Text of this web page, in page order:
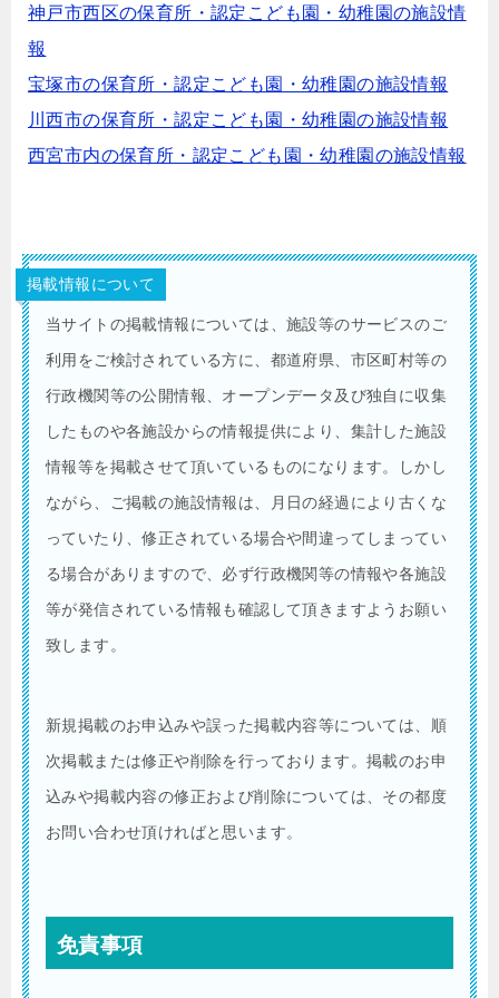
神戸市西区の保育所・認定こども園・幼稚園の施設情
報
宝塚市の保育所・認定こども園・幼稚園の施設情報
川西市の保育所・認定こども園・幼稚園の施設情報
西宮市内の保育所・認定こども園・幼稚園の施設情報
掲載情報について
当サイトの掲載情報については、施設等のサービスのご
利用をご検討されている方に、都道府県、市区町村等の
行政機関等の公開情報、オープンデータ及び独自に収集
したものや各施設からの情報提供により、集計した施設
情報等を掲載させて頂いているものになります。しかし
ながら、ご掲載の施設情報は、月日の経過により古くな
っていたり、修正されている場合や間違ってしまってい
る場合がありますので、必ず行政機関等の情報や各施設
等が発信されている情報も確認して頂きますようお願い
致します。
新規掲載のお申込みや誤った掲載内容等については、順
次掲載または修正や削除を行っております。掲載のお申
込みや掲載内容の修正および削除については、その都度
お問い合わせ頂ければと思います。
免責事項